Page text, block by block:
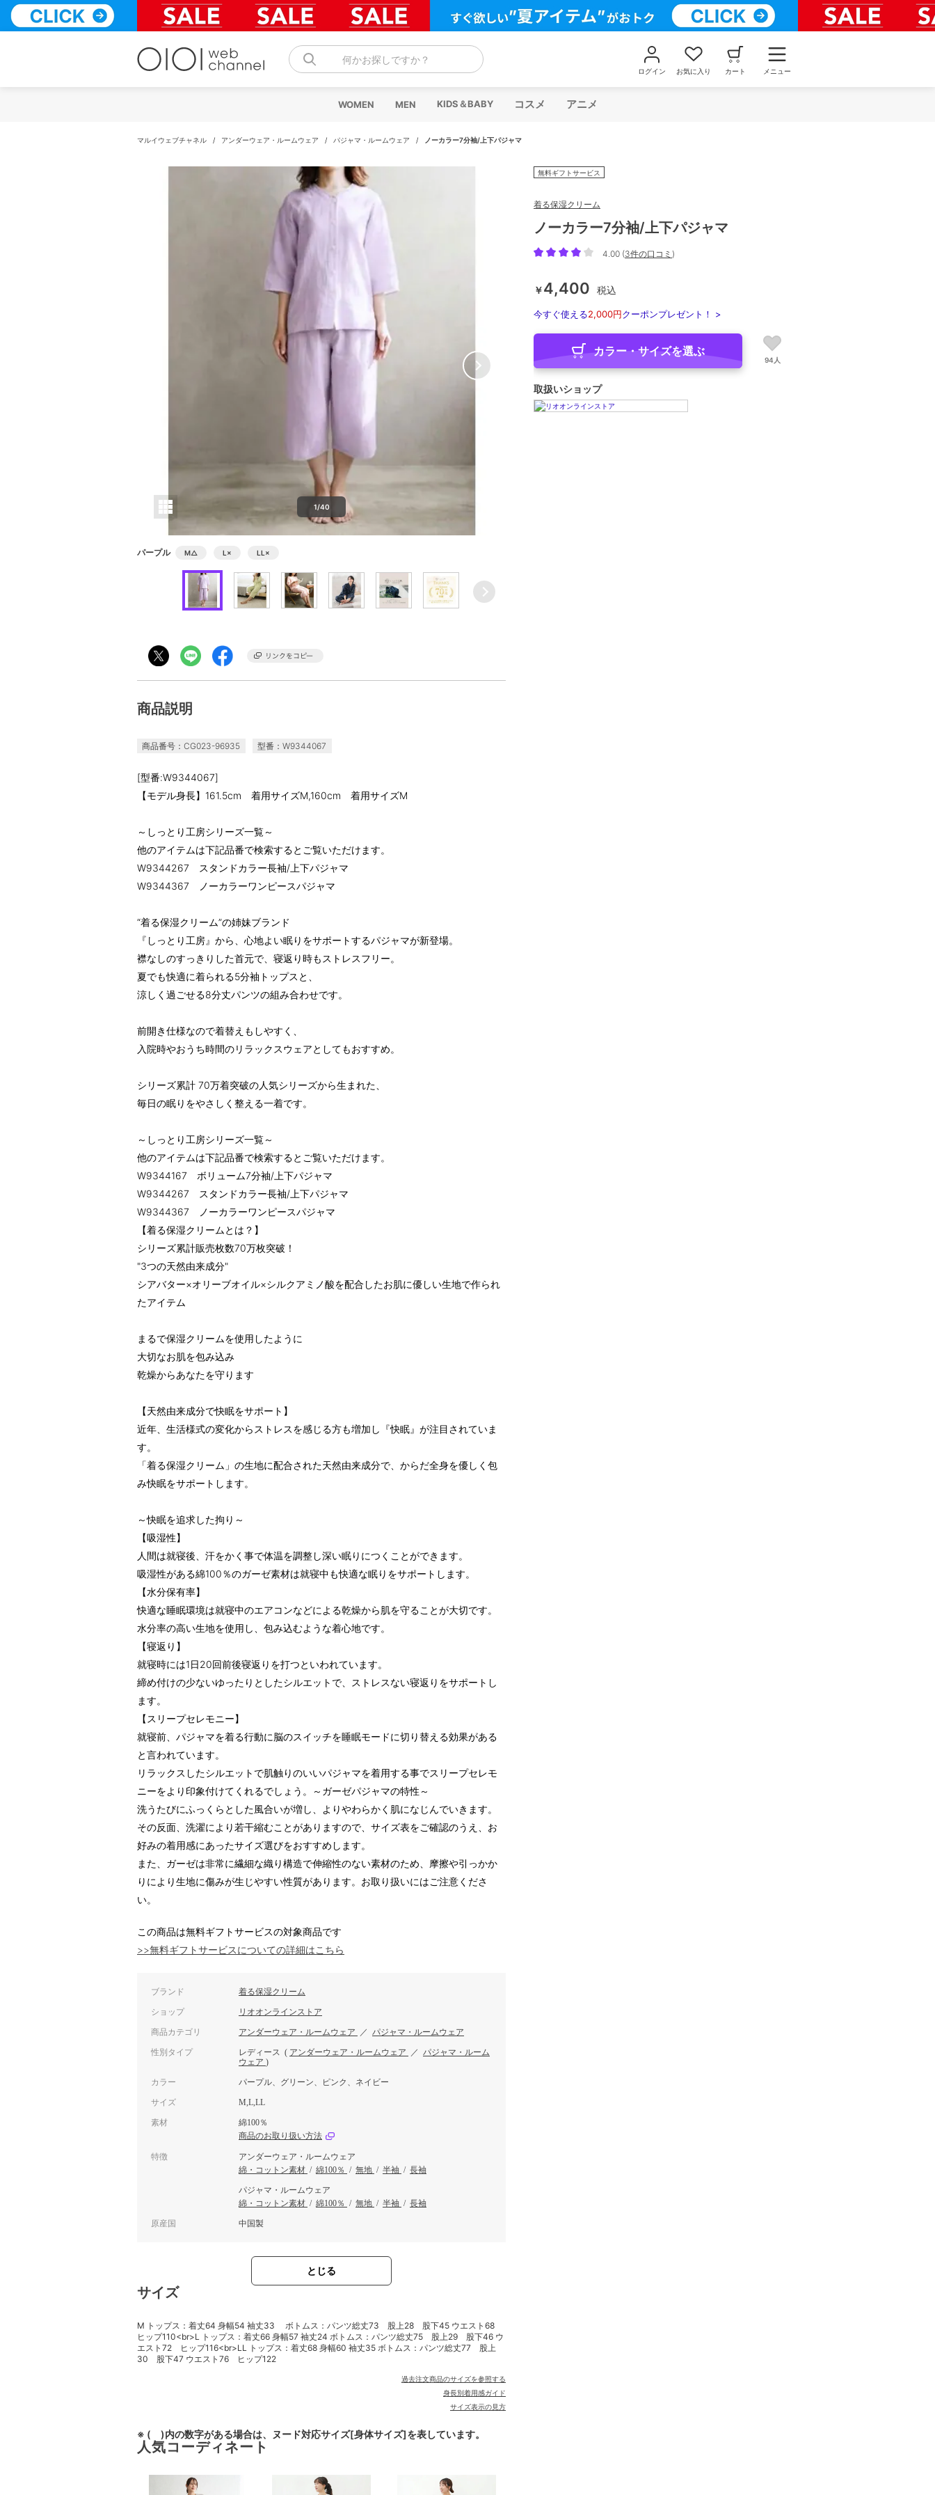
テ
何かお探しですか？
ログイン お気に入り カート メニュー
WOMEN MEN KIDS＆BABY コスメ アニメ
マルイウェブチャネル / アンダーウェア・ルームウェア / パジャマ・ルームウェア / ノーカラー7分袖/上下パジャマ
1/40
パープル M△ L × LL ×
商品説明
商品番号：CG023-96935 型番：W9344067
[型番:W9344067]
【モデル身長】161.5cm 着用サイズM,160cm 着用サイズM
～しっとり工房シリーズ一覧～
他のアイテムは下記品番で検索するとご覧いただけます。
W9344267 スタンドカラー長袖/上下パジャマ
W9344367 ノーカラーワンピースパジャマ
“着る保湿クリーム”の姉妹ブランド
『しっとり工房』から、心地よい眠りをサポートするパジャマが新登場。
襟なしのすっきりした首元で、寝返り時もストレスフリー。
夏でも快適に着られる5分袖トップスと、
涼しく過ごせる8分丈パンツの組み合わせです。
前開き仕様なので着替えもしやすく、
入院時やおうち時間のリラックスウェアとしてもおすすめ。
シリーズ累計 70万着突破の人気シリーズから生まれた、
毎日の眠りをやさしく整える一着です。
～しっとり工房シリーズ一覧～
他のアイテムは下記品番で検索するとご覧いただけます。
W9344167 ボリューム7分袖/上下パジャマ
W9344267 スタンドカラー長袖/上下パジャマ
W9344367 ノーカラーワンピースパジャマ
【着る保湿クリームとは？】
シリーズ累計販売枚数70万枚突破！
"3つの天然由来成分"
シアバター×オリーブオイル×シルクアミノ酸を配合したお肌に優しい生地で作られ
たアイテム
まるで保湿クリームを使用したように
大切なお肌を包み込み
乾燥からあなたを守ります
【天然由来成分で快眠をサポート】
近年、生活様式の変化からストレスを感じる方も増加し『快眠』が注目されていま
す。
「着る保湿クリーム」の生地に配合された天然由来成分で、からだ全身を優しく包
み快眠をサポートします。
～快眠を追求した拘り～
【吸湿性】
人間は就寝後、汗をかく事で体温を調整し深い眠りにつくことができます。
吸湿性がある綿100％のガーゼ素材は就寝中も快適な眠りをサポートします。
【水分保有率】
快適な睡眠環境は就寝中のエアコンなどによる乾燥から肌を守ることが大切です。
水分率の高い生地を使用し、包み込むような着心地です。
【寝返り】
就寝時には1日20回前後寝返りを打つといわれています。
締め付けの少ないゆったりとしたシルエットで、ストレスない寝返りをサポートし
ます。
【スリープセレモニー】
就寝前、パジャマを着る行動に脳のスイッチを睡眠モードに切り替える効果がある
と言われています。
リラックスしたシルエットで肌触りのいいパジャマを着用する事でスリープセレモ
ニーをより印象付けてくれるでしょう。～ガーゼパジャマの特性～
洗うたびにふっくらとした風合いが増し、よりやわらかく肌になじんでいきます。
その反面、洗濯により若干縮むことがありますので、サイズ表をご確認のうえ、お
好みの着用感にあったサイズ選びをおすすめします。
また、ガーゼは非常に繊細な織り構造で伸縮性のない素材のため、摩擦や引っかか
りにより生地に傷みが生じやすい性質があります。お取り扱いにはご注意くださ
い。
この商品は無料ギフトサービスの対象商品です
>>無料ギフトサービスについての詳細はこちら
ブランド 着る保湿クリーム
ショップ リオオンラインストア
商品カテゴリ アンダーウェア・ルームウェア ／ パジャマ・ルームウェア
性別タイプ レディース ( アンダーウェア・ルームウェア ／ パジャマ・ルーム
ウェア )
カラー パープル、グリーン、ピンク、ネイビー
サイズ M,L,LL
素材
綿100％
商品のお取り扱い方法
特徴
アンダーウェア・ルームウェア
綿・コットン素材 / 綿100％ / 無地 / 半袖 / 長袖
パジャマ・ルームウェア
綿・コットン素材 / 綿100％ / 無地 / 半袖 / 長袖
原産国 中国製
とじる
サイズ
M トップス：着丈64 身幅54 袖丈33 ボトムス：パンツ総丈73 股上28 股下45 ウエスト68
ヒップ110<br>L トップス：着丈66 身幅57 袖丈24 ボトムス：パンツ総丈75 股上29 股下46 ウ
エスト72 ヒップ116<br>LL トップス：着丈68 身幅60 袖丈35 ボトムス：パンツ総丈77 股上
30 股下47 ウエスト76 ヒップ122
過去注文商品のサイズを参照する
身長別着用感ガイド
サイズ表示の見方
※ ( )内の数字がある場合は、ヌード対応サイズ[身体サイズ]を表しています。
人気コーディネート
無料ギフトサービス
着る保湿クリーム
ノーカラー7分袖/上下パジャマ
4.00 (3件の口コミ )
￥4,400 税込
今すぐ使える2,000円クーポンプレゼント！ >
カラー・サイズを選ぶ
94人
取扱いショップ